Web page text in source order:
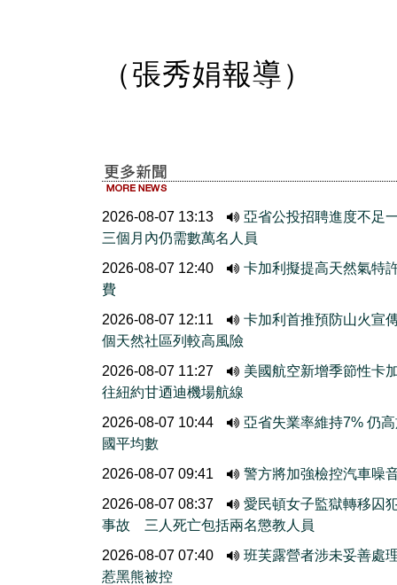
（張秀娟報導）
2026-08-07 13:13
亞省公投招聘進度不
三個月內仍需數萬名人員
2026-08-07 12:40
卡加利擬提高天然氣特
費
2026-08-07 12:11
卡加利首推預防山火宣
個天然社區列較高風險
2026-08-07 11:27
美國航空新增季節性卡
往紐約甘迺迪機場航線
2026-08-07 10:44
亞省失業率維持7% 仍
國平均數
2026-08-07 09:41
警方將加強檢控汽車噪
2026-08-07 08:37
愛民頓女子監獄轉移囚
事故 三人死亡包括兩名懲教人員
2026-08-07 07:40
班芙露營者涉未妥善處
惹黑熊被控